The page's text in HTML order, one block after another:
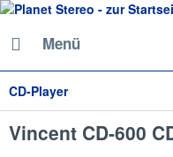
Menü
CD-Player
Vincent CD-600